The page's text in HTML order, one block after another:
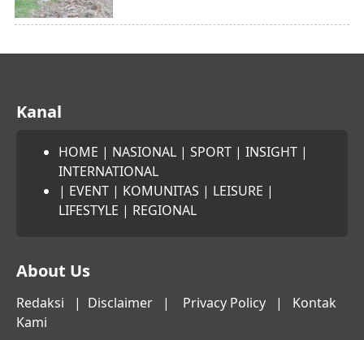
Kanal
HOME | NASIONAL | SPORT | INSIGHT |
INTERNATIONAL
| EVENT | KOMUNITAS | LEISURE |
LIFESTYLE | REGIONAL
About Us
Redaksi | Disclaimer | Privacy Policy | Kontak
Kami